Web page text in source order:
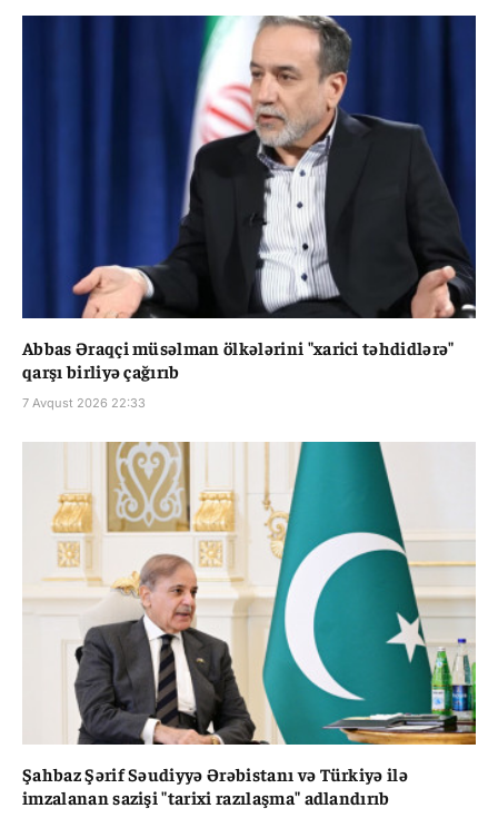
Abbas Əraqçi müsəlman ölkələrini "xarici təhdidlərə"
qarşı birliyə çağırıb
7 Avqust 2026 22:33
Şahbaz Şərif Səudiyyə Ərəbistanı və Türkiyə ilə
imzalanan sazişi "tarixi razılaşma" adlandırıb